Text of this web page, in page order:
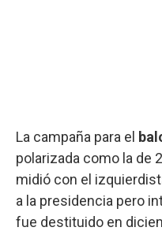
La campaña para el
polarizada como la de
midió con el
a la presidencia pero
fue destituido en